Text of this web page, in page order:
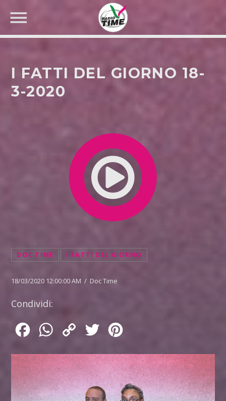
I FATTI DEL GIORNO 18-
3-2020
DOC TIME I FATTI DEL GIORNO
18/03/2020 12:00:00 AM / Doc Time
Condividi:
FacebookWhatsApp
Copy
Twitter